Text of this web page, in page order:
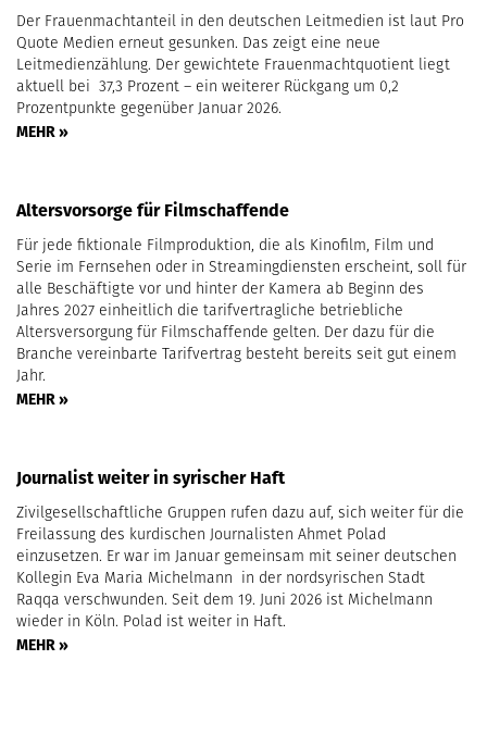
Der Frauenmachtanteil in den deutschen Leitmedien ist laut Pro
Quote Medien erneut gesunken. Das zeigt eine neue
Leitmedienzählung. Der gewichtete Frauenmachtquotient liegt
aktuell bei 37,3 Prozent – ein weiterer Rückgang um 0,2
Prozentpunkte gegenüber Januar 2026.
MEHR »
Altersvorsorge für Filmschaffende
Für jede fiktionale Filmproduktion, die als Kinofilm, Film und
Serie im Fernsehen oder in Streamingdiensten erscheint, soll für
alle Beschäftigte vor und hinter der Kamera ab Beginn des
Jahres 2027 einheitlich die tarifvertragliche betriebliche
Altersversorgung für Filmschaffende gelten. Der dazu für die
Branche vereinbarte Tarifvertrag besteht bereits seit gut einem
Jahr.
MEHR »
Journalist weiter in syrischer Haft
Zivilgesellschaftliche Gruppen rufen dazu auf, sich weiter für die
Freilassung des kurdischen Journalisten Ahmet Polad
einzusetzen. Er war im Januar gemeinsam mit seiner deutschen
Kollegin Eva Maria Michelmann in der nordsyrischen Stadt
Raqqa verschwunden. Seit dem 19. Juni 2026 ist Michelmann
wieder in Köln. Polad ist weiter in Haft.
MEHR »